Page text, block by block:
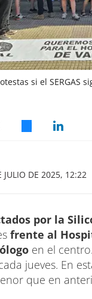
si el SERGAS
JULIO DE 2025, 12:22
por la
frente al
en el
jueves. En
que en